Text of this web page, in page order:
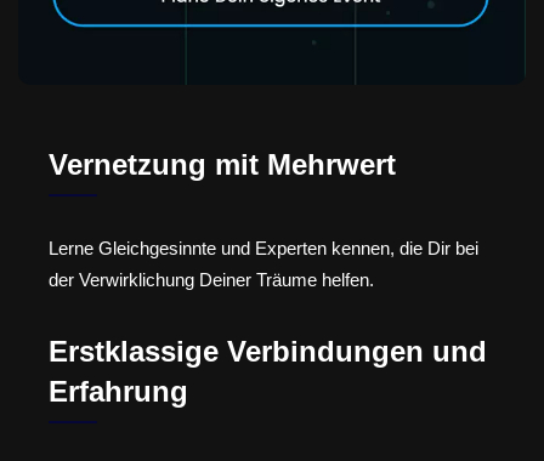
Vernetzung mit Mehrwert
Lerne Gleichgesinnte und Experten kennen, die Dir bei
der Verwirklichung Deiner Träume helfen.
Erstklassige Verbindungen und
Erfahrung